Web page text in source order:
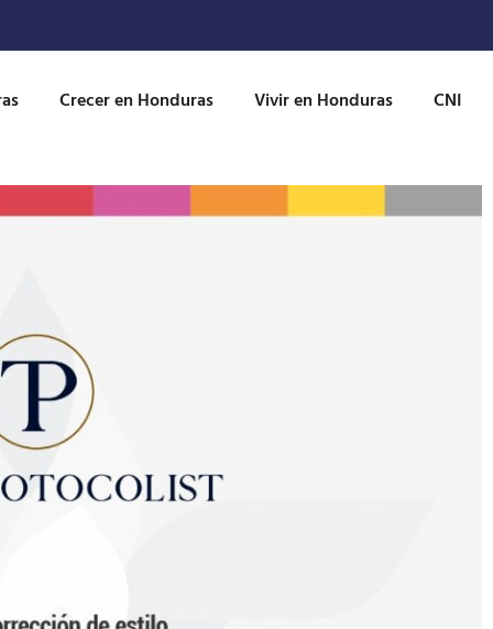
Crecer en Honduras Vivir en Honduras CNI